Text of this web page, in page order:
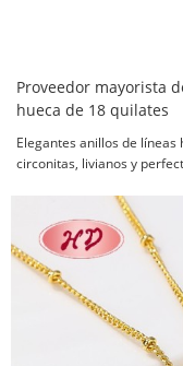
Proveedor mayorista
hueca de 18 quilates
Elegantes anillos de
circonitas, livianos y